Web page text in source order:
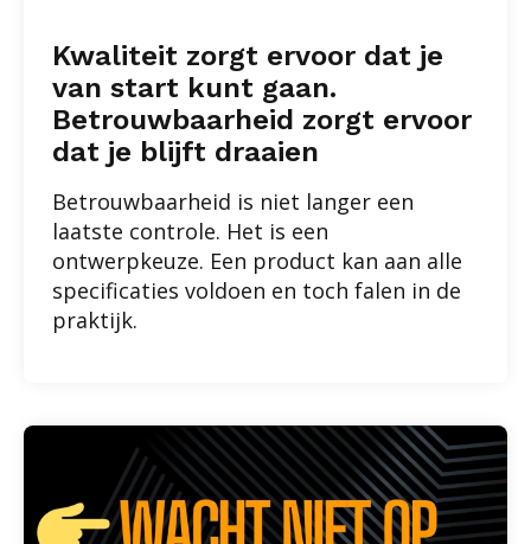
Kwaliteit zorgt ervoor dat je
van start kunt gaan.
Betrouwbaarheid zorgt ervoor
dat je blijft draaien
Betrouwbaarheid is niet langer een
laatste controle. Het is een
ontwerpkeuze. Een product kan aan alle
specificaties voldoen en toch falen in de
praktijk.